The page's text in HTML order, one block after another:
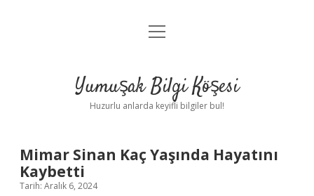
Anasayfa
Yasal Uyarı
menüyü
Yumuşak Bilgi Köşesi
Huzurlu anlarda keyifli bilgiler bul!
Mimar Sinan Kaç Yaşında Hayatını
Kaybetti
Tarih: Aralık 6, 2024